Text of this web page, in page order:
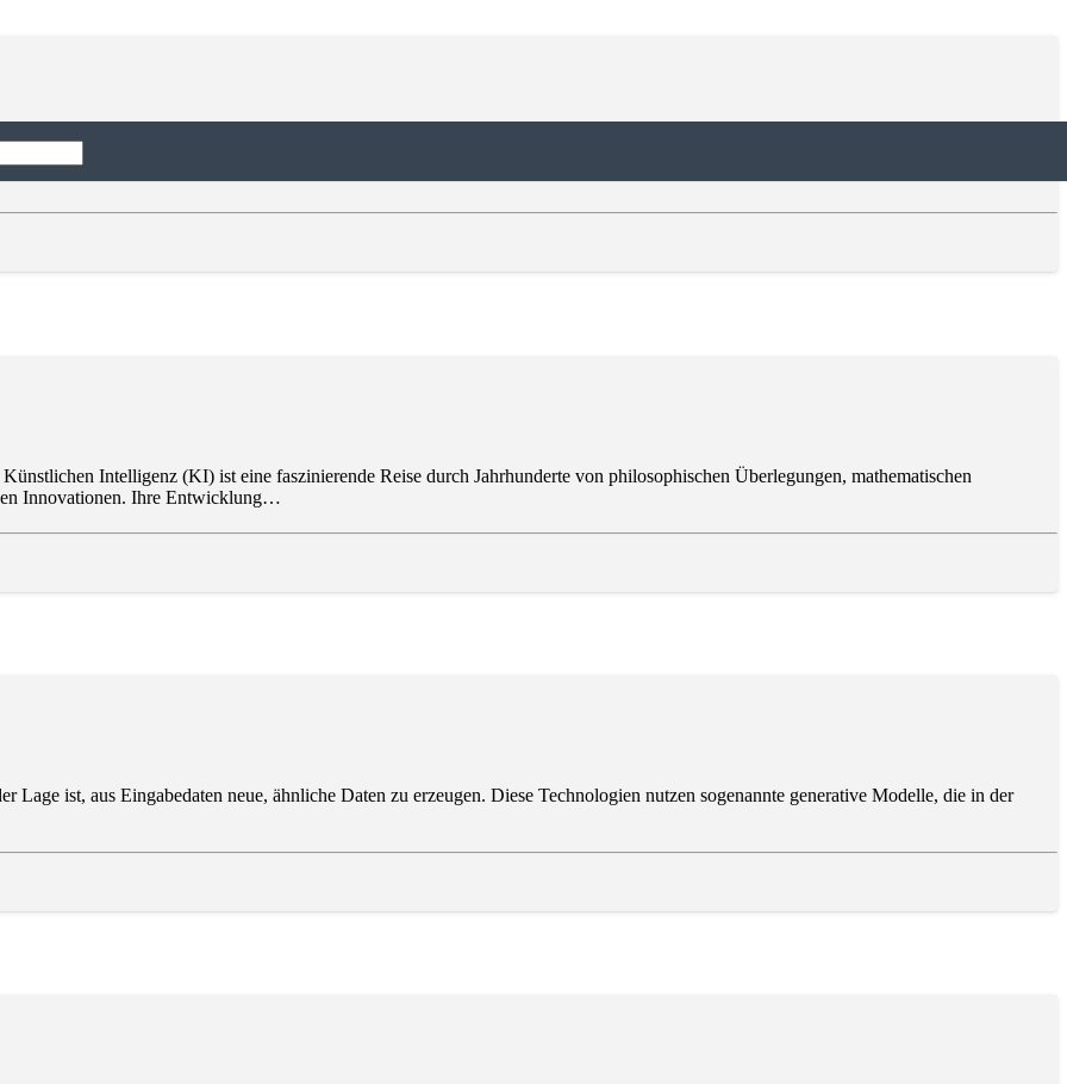
die Prinzipien der Quantenmechanik, wobei er sich von klassischen Computern unterscheidet, die mit Bits arbeiten. Während klassische
Intelligenz (KI) ist eine faszinierende Reise durch Jahrhunderte von philosophischen Überlegungen, mathematischen
Innovationen. Ihre Entwicklung…
ist, aus Eingabedaten neue, ähnliche Daten zu erzeugen. Diese Technologien nutzen sogenannte generative Modelle, die in der